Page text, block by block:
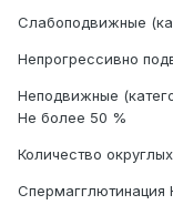
Слабоподвижные
Непрогрессивно
Неподвижные
Не более 50 %
Количество
Спермагглютинация